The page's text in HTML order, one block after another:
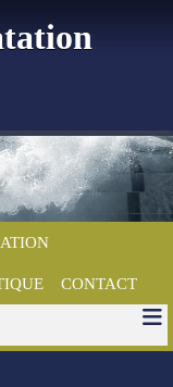
CONTACT